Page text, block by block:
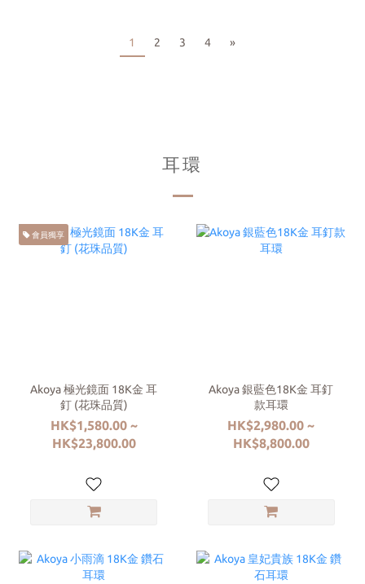
1 2 3 4 »
耳環
會員獨享
Akoya 極光鏡面 18K金 耳
釘 (花珠品質)
HK$1,580.00 ~
HK$23,800.00
Akoya 銀藍色18K金 耳釘
款耳環
HK$2,980.00 ~
HK$8,800.00